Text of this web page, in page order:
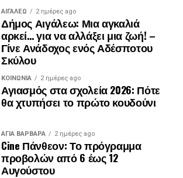
ΑΙΓΑΛΕΩ 2 ημέρες ago
Δήμος Αιγάλεω: Μια αγκαλιά
αρκεί… για να αλλάξει μια ζωή! –
Γίνε Ανάδοχος ενός Αδέσποτου
Σκύλου
ΚΟΙΝΩΝΊΑ 2 ημέρες ago
Αγιασμός στα σχολεία 2026: Πότε
θα χτυπήσει το πρώτο κουδούνι
ΑΓΙΑ ΒΑΡΒΑΡΑ 2 ημέρες ago
Cine Πάνθεον: Το πρόγραμμα
προβολών από 6 έως 12
Αυγούστου